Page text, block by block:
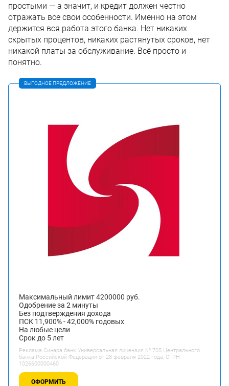
простыми — а значит, и кредит должен честно
отражать все свои особенности. Именно на этом
держится вся работа этого банка. Нет никаких
скрытых процентов, никаких растянутых сроков, нет
никакой платы за обслуживание. Всё просто и
понятно.
ВЫГОДНОЕ ПРЕДЛОЖЕНИЕ
Максимальный лимит 4200000 руб.
Одобрение за 2 минуты
Без подтверждения дохода
ПСК 11,900% - 42,000% годовых
На любые цели
Срок до 5 лет
Реклама Синара банк.Универсальная лицензия № 705 Центрального
банка Российской Федерации от 28 февраля 2022 года, ОГРН
1026600000460
ОФОРМИТЬ